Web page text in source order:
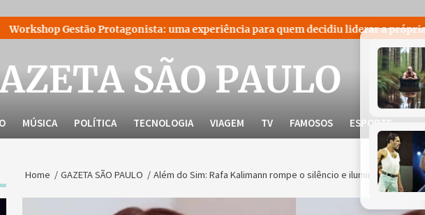
Protagonista: uma experiência para quem decidiu liderar a própria história
SÃO PAULO
MÚSICA POLÍTICA TECNOLOGIA VIAGEM TV FAMOSOS ESPORTE
Home GAZETA SÃO PAULO Além do Sim: Rafa Kalimann rompe o silêncio e ilumina a saúde